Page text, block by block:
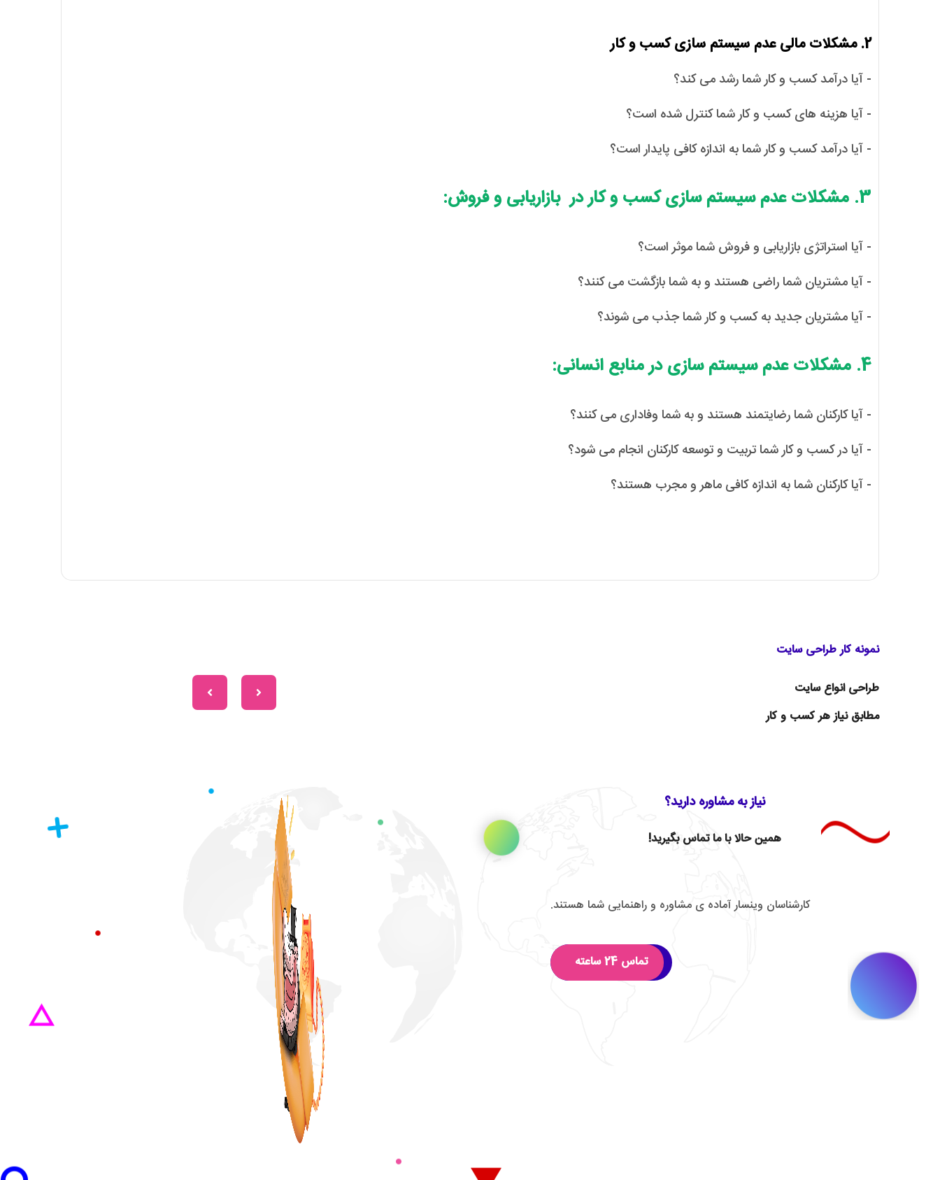
2. مشکلات مالی عدم سیستم سازی کسب و کار
- آیا درآمد کسب و کار شما رشد می کند؟
- آیا هزینه های کسب و کار شما کنترل شده است؟
- آیا درآمد کسب و کار شما به اندازه کافی پایدار است؟
3. مشکلات عدم سیستم سازی کسب و کار در بازاریابی و فروش:
- آیا استراتژی بازاریابی و فروش شما موثر است؟
- آیا مشتریان شما راضی هستند و به شما بازگشت می کنند؟
- آیا مشتریان جدید به کسب و کار شما جذب می شوند؟
4. مشکلات عدم سیستم سازی در منابع انسانی:
- آیا کارکنان شما رضایتمند هستند و به شما وفاداری می کنند؟
- آیا در کسب و کار شما تربیت و توسعه کارکنان انجام می شود؟
- آیا کارکنان شما به اندازه کافی ماهر و مجرب هستند؟
نمونه کار طراحی سایت
طراحی انواع سایت
مطابق نیاز هر کسب و کار
نیاز به مشاوره دارید؟
همین حالا با ما تماس بگیرید!
کارشناسان وینسار آماده ی مشاوره و راهنمایی شما هستند.
تماس 24 ساعته